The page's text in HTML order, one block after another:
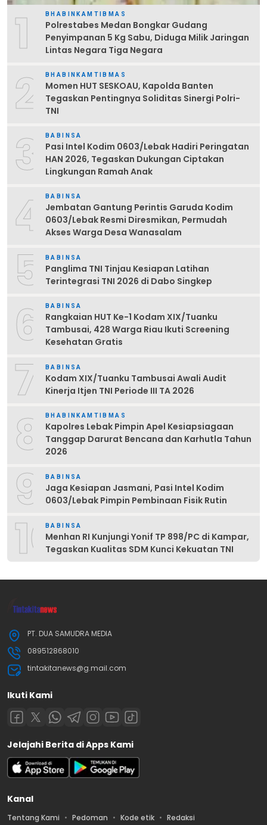
1 BHABINKAMTIBMAS
Polrestabes Medan Bongkar Gudang
Penyimpanan 5 Kg Sabu, Diduga Milik Jaringan
Lintas Negara Tiga Negara
2 BHABINKAMTIBMAS
Momen HUT SESKOAU, Kapolda Banten
Tegaskan Pentingnya Soliditas Sinergi Polri-
TNI
3 BABINSA
Pasi Intel Kodim 0603/Lebak Hadiri Peringatan
HAN 2026, Tegaskan Dukungan Ciptakan
Lingkungan Ramah Anak
4 BABINSA
Jembatan Gantung Perintis Garuda Kodim
0603/Lebak Resmi Diresmikan, Permudah
Akses Warga Desa Wanasalam
5 BABINSA
Panglima TNI Tinjau Kesiapan Latihan
Terintegrasi TNI 2026 di Dabo Singkep
6 BABINSA
Rangkaian HUT Ke-1 Kodam XIX/Tuanku
Tambusai, 428 Warga Riau Ikuti Screening
Kesehatan Gratis
7 BABINSA
Kodam XIX/Tuanku Tambusai Awali Audit
Kinerja Itjen TNI Periode III TA 2026
8 BHABINKAMTIBMAS
Kapolres Lebak Pimpin Apel Kesiapsiagaan
Tanggap Darurat Bencana dan Karhutla Tahun
2026
9 BABINSA
Jaga Kesiapan Jasmani, Pasi Intel Kodim
0603/Lebak Pimpin Pembinaan Fisik Rutin
10BABINSA
Menhan RI Kunjungi Yonif TP 898/PC di Kampar,
Tegaskan Kualitas SDM Kunci Kekuatan TNI
PT. DUA SAMUDRA MEDIA
089512868010
tintakitanews@g.mail.com
Ikuti Kami
Jelajahi Berita di Apps Kami
Kanal
Tentang Kami Pedoman Kode etik Redaksi